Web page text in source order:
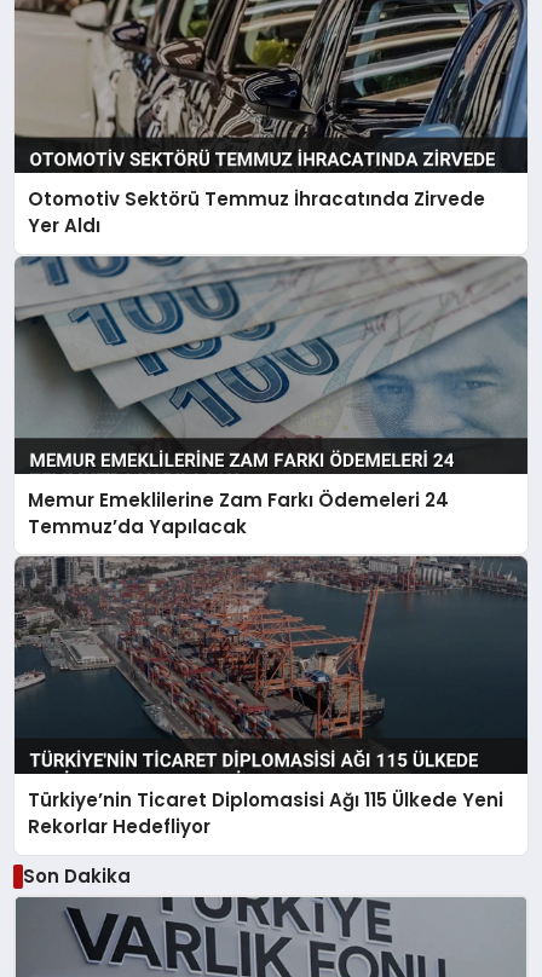
Otomotiv Sektörü Temmuz İhracatında Zirvede
Yer Aldı
Memur Emeklilerine Zam Farkı Ödemeleri 24
Temmuz’da Yapılacak
Türkiye’nin Ticaret Diplomasisi Ağı 115 Ülkede Yeni
Rekorlar Hedefliyor
Son Dakika